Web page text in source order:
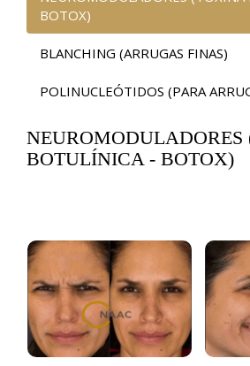
BOTOX)
BLANCHING (ARRUGAS FINAS)
POLINUCLEÓTIDOS (PARA
BOTULÍNICA - BOTOX)